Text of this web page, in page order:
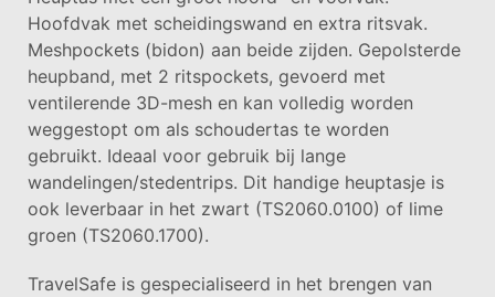
Hoofdvak met scheidingswand en extra ritsvak.
Meshpockets (bidon) aan beide zijden. Gepolsterde
heupband, met 2 ritspockets, gevoerd met
ventilerende 3D-mesh en kan volledig worden
weggestopt om als schoudertas te worden
gebruikt. Ideaal voor gebruik bij lange
wandelingen/stedentrips. Dit handige heuptasje is
ook leverbaar in het zwart (TS2060.0100) of lime
groen (TS2060.1700).
TravelSafe is gespecialiseerd in het brengen van